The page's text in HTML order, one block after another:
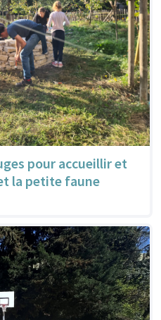
pour accueillir et
la petite faune